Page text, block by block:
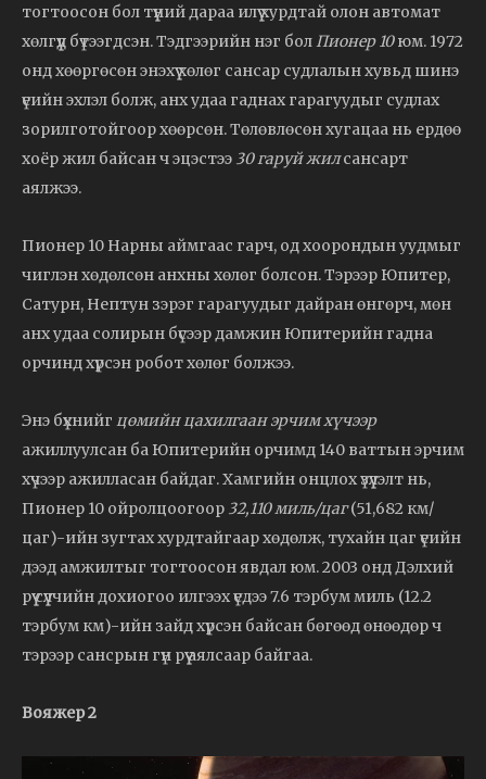
тогтоосон бол түүний дараа илүү хурдтай олон автомат
хөлгүүд бүтээгдсэн. Тэдгээрийн нэг болПионер 10юм. 1972
онд хөөргөсөн энэхүү хөлөг сансар судлалын хувьд шинэ
үеийн эхлэл болж, анх удаа гаднах гарагуудыг судлах
зорилготойгоор хөөрсөн. Төлөвлөсөн хугацаа нь ердөө
хоёр жил байсан ч эцэстээ 30 гаруй жилсансарт
аялжээ.
Пионер 10 Нарны аймгаас гарч, од хоорондын уудмыг
чиглэн хөдөлсөн анхны хөлөг болсон. Тэрээр Юпитер,
Сатурн, Нептун зэрэг гарагуудыг дайран өнгөрч, мөн
анх удаа солирын бүсээр дамжин Юпитерийн гадна
орчинд хүрсэн робот хөлөг болжээ.
Энэ бүхнийг цөмийн цахилгаан эрчим хүчээр
ажиллуулсан ба Юпитерийн орчимд 140 ваттын эрчим
хүчээр ажилласан байдаг. Хамгийн онцлох үзүүлэлт нь,
Пионер 10 ойролцоогоор 32,110 миль/цаг(51,682 км/
цаг)-ийн зугтах хурдтайгаар хөдөлж, тухайн цаг үеийн
дээд амжилтыг тогтоосон явдал юм. 2003 онд Дэлхий
рүү сүүлчийн дохиогоо илгээх үедээ 7.6 тэрбум миль (12.2
тэрбум км)-ийн зайд хүрсэн байсан бөгөөд өнөөдөр ч
тэрээр сансрын гүн рүү аялсаар байгаа.
Вояжер 2